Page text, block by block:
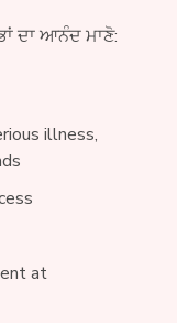
ਦਾ ਆਨੰਦ ਮਾਣੋ:
illness,
at